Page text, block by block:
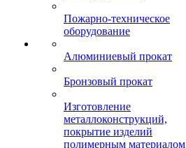
Пожарно-техническое
оборудование
Алюминиевый прокат
Бронзовый прокат
Изготовление
металлоконструкций,
покрытие изделий
полимерным материалом